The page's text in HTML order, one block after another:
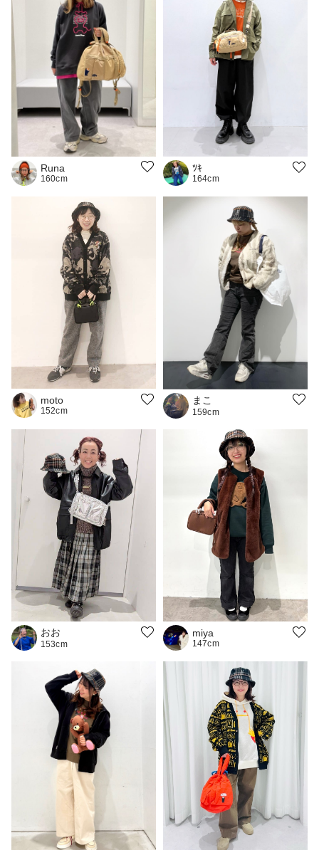
Runa
160cm
ﾂｷ
164cm
moto
152cm
まこ
159cm
おお
153cm
miya
147cm